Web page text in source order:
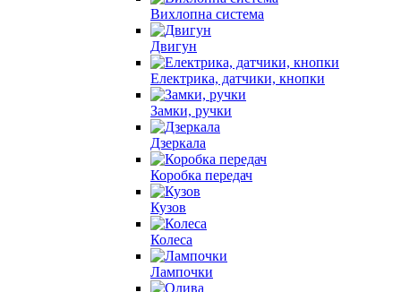
Вихлопна система
Двигун
Електрика, датчики, кнопки
Замки, ручки
Дзеркала
Коробка передач
Кузов
Колеса
Лампочки